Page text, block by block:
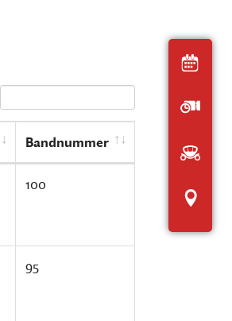
Bandnummer
100
95